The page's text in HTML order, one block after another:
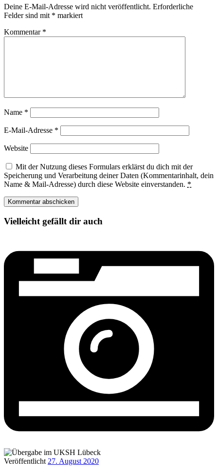
Deine E-Mail-Adresse wird nicht veröffentlicht. Erforderliche
Felder sind mit * markiert
Kommentar *
Name *
E-Mail-Adresse *
Website
Mit der Nutzung dieses Formulars erklärst du dich mit der
Speicherung und Verarbeitung deiner Daten (Kommentarinhalt, dein
Name & Mail-Adresse) durch diese Website einverstanden. *
Vielleicht gefällt dir auch
Veröffentlicht 27. August 2020